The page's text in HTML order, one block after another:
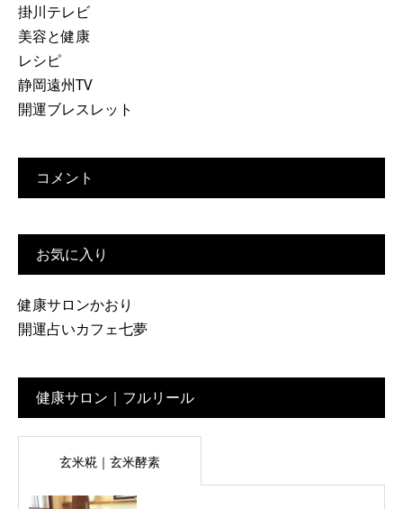
掛川テレビ
美容と健康
レシピ
静岡遠州TV
開運ブレスレット
コメント
お気に入り
健康サロンかおり
開運占いカフェ七夢
健康サロン｜フルリール
玄米糀｜玄米酵素